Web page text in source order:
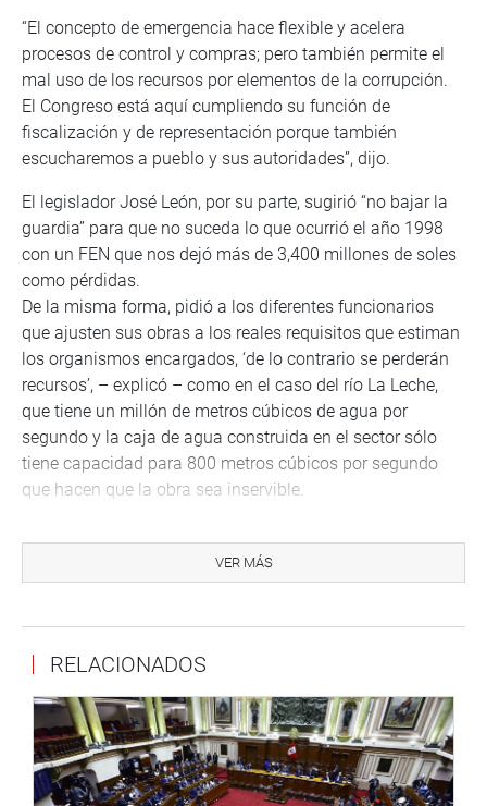
“El concepto de emergencia hace flexible y acelera
procesos de control y compras; pero también permite el
mal uso de los recursos por elementos de la corrupción.
El Congreso está aquí cumpliendo su función de
fiscalización y de representación porque también
escucharemos a pueblo y sus autoridades”, dijo.
El legislador José León, por su parte, sugirió “no bajar la
guardia” para que no suceda lo que ocurrió el año 1998
con un FEN que nos dejó más de 3,400 millones de soles
como pérdidas.
De la misma forma, pidió a los diferentes funcionarios
que ajusten sus obras a los reales requisitos que estiman
los organismos encargados, ‘de lo contrario se perderán
recursos’, – explicó – como en el caso del río La Leche,
que tiene un millón de metros cúbicos de agua por
segundo y la caja de agua construida en el sector sólo
tiene capacidad para 800 metros cúbicos por segundo
que hacen que la obra sea inservible.
despolitizar el tema de prevención del FEN y trabajar de
manera conjunta los tres niveles de gobierno y el
Miguel Chávez, gerente regional de Agricultura (DIRESA),
dijo que unas 14 mil hectáreas de tierras agrícolas están
en riesgo de ser afectadas ante la llegada de El Niño. Para
evitar daños, a un costo de 20 millones de soles, se han
realizado obras de prevención en 45 puntos críticos y
VER MÁS
RELACIONADOS